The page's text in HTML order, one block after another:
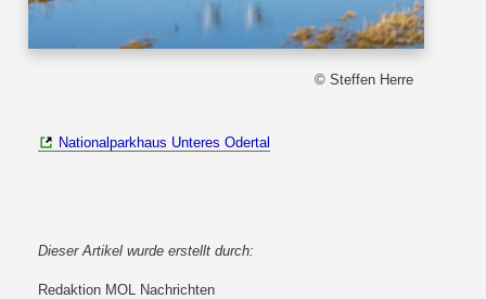
© Steffen Herre
Nationalparkhaus Unteres Odertal
Dieser Artikel wurde erstellt durch:
Redaktion MOL Nachrichten